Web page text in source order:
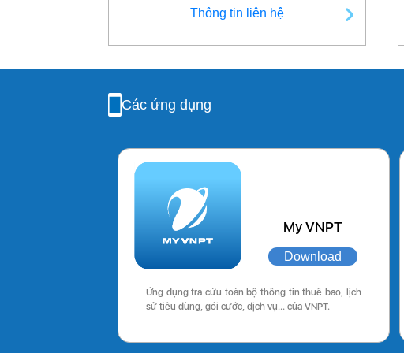
Thông tin liên hệ
Các ứng dụng
My VNPT
Download
Ứng dụng tra cứu toàn bộ thông tin thuê bao, lịch
sử tiêu dùng, gói cước, dịch vụ… của VNPT.